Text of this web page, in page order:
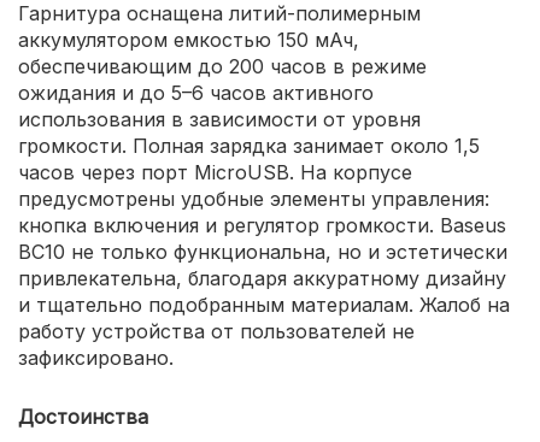
Гарнитура оснащена литий-полимерным
аккумулятором емкостью 150 мАч,
обеспечивающим до 200 часов в режиме
ожидания и до 5–6 часов активного
использования в зависимости от уровня
громкости. Полная зарядка занимает около 1,5
часов через порт MicroUSB. На корпусе
предусмотрены удобные элементы управления:
кнопка включения и регулятор громкости. Baseus
BC10 не только функциональна, но и эстетически
привлекательна, благодаря аккуратному дизайну
и тщательно подобранным материалам. Жалоб на
работу устройства от пользователей не
зафиксировано.
Достоинства